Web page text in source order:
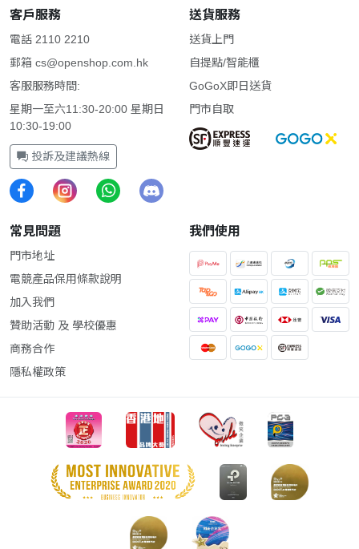
客戶服務
電話 2110 2210
郵箱 cs@openshop.com.hk
客服服務時間:
星期一至六11:30-20:00 星期日
10:30-19:00
投訴及建議熱線
送貨服務
送貨上門
自提點/智能櫃
GoGoX即日送貨
門市自取
常見問題
門市地址
電競產品保用條款說明
加入我們
贊助活動 及 學校優惠
商務合作
隱私權政策
我們使用